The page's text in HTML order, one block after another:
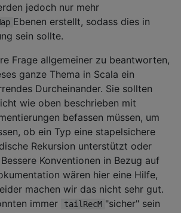
jedoch nur mehr
Ebenen erstellt, sodass dies in
sein sollte.
Frage allgemeiner zu beantworten,
ganze Thema in Scala ein
Durcheinander. Sie sollten
wie oben beschrieben mit
befassen müssen, um
ob ein Typ eine stapelsichere
Rekursion unterstützt oder
Konventionen in Bezug auf
wären hier eine Hilfe,
machen wir das nicht sehr gut.
immer
tailRecM "sicher" sein